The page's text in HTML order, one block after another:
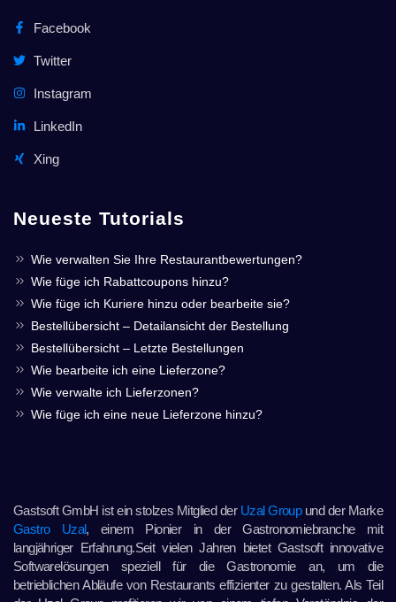
Facebook
Twitter
Instagram
LinkedIn
Xing
Neueste Tutorials
Wie verwalten Sie Ihre Restaurantbewertungen?
Wie füge ich Rabattcoupons hinzu?
Wie füge ich Kuriere hinzu oder bearbeite sie?
Bestellübersicht – Detailansicht der Bestellung
Bestellübersicht – Letzte Bestellungen
Wie bearbeite ich eine Lieferzone?
Wie verwalte ich Lieferzonen?
Wie füge ich eine neue Lieferzone hinzu?
Gastsoft GmbH ist ein stolzes Mitglied der Uzal Groupund der Marke
Gastro Uzal, einem Pionier in der Gastronomiebranche mit
langjähriger Erfahrung.Seit vielen Jahren bietet Gastsoft innovative
Softwarelösungen speziell für die Gastronomie an, um die
betrieblichen Abläufe von Restaurants effizienter zu gestalten. Als Teil